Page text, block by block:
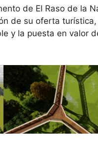
de El Raso de la
de su oferta
y la puesta en valor